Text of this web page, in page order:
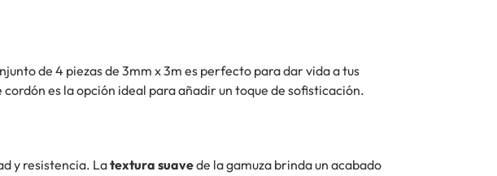
de 4 piezas de 3mm x 3m es perfecto para dar vida a tus
es la opción ideal para añadir un toque de sofisticación.
y resistencia. Latextura suavede la gamuza brinda un acabado